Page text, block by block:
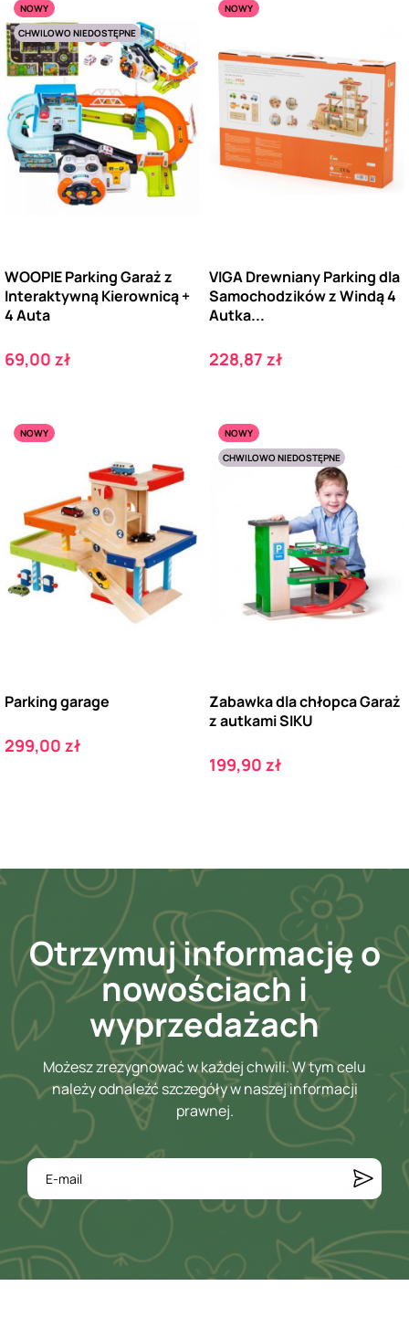
NOWY
CHWILOWO NIEDOSTĘPNE
WOOPIE Parking Garaż z
Interaktywną Kierownicą +
4 Auta
Cena
69,00 zł
NOWY
VIGA Drewniany Parking dla
Samochodzików z Windą 4
Autka...
Cena
228,87 zł
NOWY
Parking garage
Cena
299,00 zł
NOWY
CHWILOWO NIEDOSTĘPNE
Zabawka dla chłopca Garaż
z autkami SIKU
Cena
199,90 zł
Otrzymuj informację o
nowościach i
wyprzedażach
Możesz zrezygnować w każdej chwili. W tym celu
należy odnaleźć szczegóły w naszej informacji
prawnej.